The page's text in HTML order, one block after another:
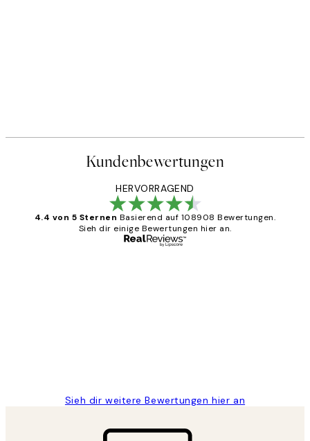
Kundenbewertungen
HERVORRAGEND
4.4 von 5 Sternen Basierend auf 108908 Bewertungen.
Sieh dir einige Bewertungen hier an.
Sieh dir weitere Bewertungen hier an